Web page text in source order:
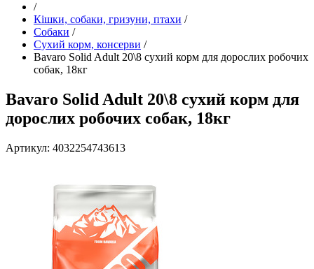
/
Кішки, собаки, гризуни, птахи /
Собаки /
Сухий корм, консерви /
Bavaro Solid Adult 20\8 сухий корм для дорослих робочих
собак, 18кг
Bavaro Solid Adult 20\8 сухий корм для
дорослих робочих собак, 18кг
Артикул: 4032254743613